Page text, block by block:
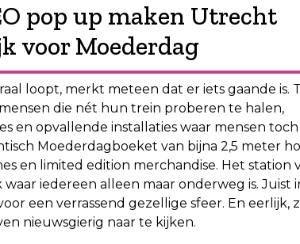
pop up maken Utrecht
voor Moederdag
loopt, merkt meteen dat er iets gaande is.
die nét hun trein proberen te halen,
en opvallende installaties waar mensen
Moederdagboeket van bijna 2,5 meter
en limited edition merchandise. Het station
iedereen alleen maar onderweg is. Juist
een verrassend gezellige sfeer. En eerlijk,
nieuwsgierig naar te kijken.